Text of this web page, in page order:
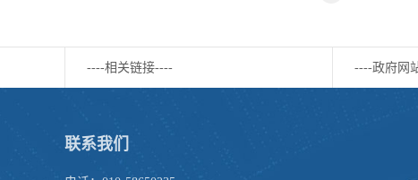
----相关链接---- ----政府网
联系我们